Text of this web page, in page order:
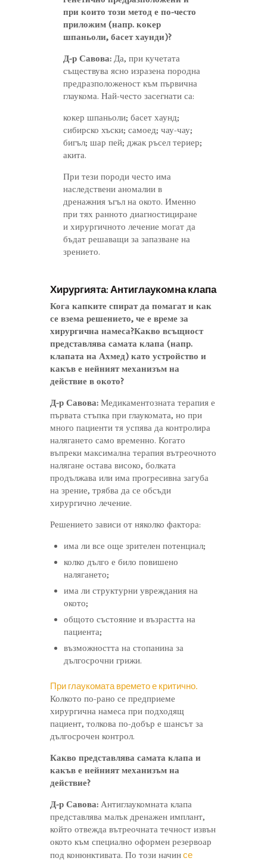
при които този метод е по-често
приложим (напр. кокер
шпаньоли, басет хаунди)?
Д-р Савова:Да, при кучетата
съществува ясно изразена породна
предразположеност към първична
глаукома. Най-често засегнати са:
кокер шпаньоли; басет хаунд;
сибирско хъски; самоед; чау-чау;
бигъл; шар пей; джак ръсел териер;
акита.
При тези породи често има
наследствени аномалии в
дренажния ъгъл на окото. Именно
при тях ранното диагностициране
и хирургичното лечение могат да
бъдат решаващи за запазване на
зрението.
Хирургията: Антиглаукомна клапа
Кога капките спират да помагат и как
се взема решението, че е време за
хирургична намеса?Какво всъщност
представлява самата клапа (напр.
клапата на Ахмед) като устройство и
какъв е нейният механизъм на
действие в окото?
Д-р Савова: Медикаментозната терапия е
първата стъпка при глаукомата, но при
много пациенти тя успява да контролира
налягането само временно. Когато
въпреки максимална терапия вътреочното
налягане остава високо, болката
продължава или има прогресивна загуба
на зрение, трябва да се обсъди
хирургично лечение.
Решението зависи от няколко фактора:
има ли все още зрителен потенциал;
колко дълго е било повишено
налягането;
има ли структурни увреждания на
окото;
общото състояние и възрастта на
пациента;
възможността на стопанина за
дългосрочни грижи.
При глаукомата времето е критично.
Колкото по-рано се предприеме
хирургична намеса при подходящ
пациент, толкова по-добър е шансът за
дългосрочен контрол.
Какво представлява самата клапа и
какъв е нейният механизъм на
действие?
Д-р Савова: Антиглаукомната клапа
представлява малък дренажен имплант,
който отвежда вътреочната течност извън
окото към специално оформен резервоар
под конюнктивата. По този начинсе